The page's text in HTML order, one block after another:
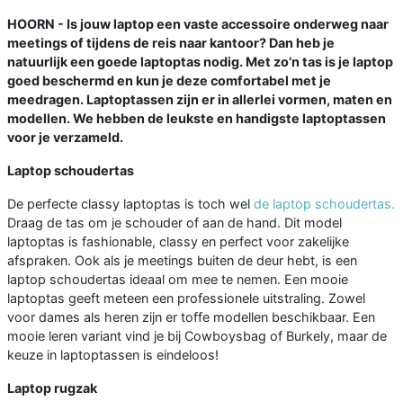
HOORN - Is jouw laptop een vaste accessoire onderweg naar
meetings of tijdens de reis naar kantoor? Dan heb je
natuurlijk een goede laptoptas nodig. Met zo’n tas is je laptop
goed beschermd en kun je deze comfortabel met je
meedragen. Laptoptassen zijn er in allerlei vormen, maten en
modellen. We hebben de leukste en handigste laptoptassen
voor je verzameld.
Laptop schoudertas
De perfecte classy laptoptas is toch wel de laptop schoudertas.
Draag de tas om je schouder of aan de hand. Dit model
laptoptas is fashionable, classy en perfect voor zakelijke
afspraken. Ook als je meetings buiten de deur hebt, is een
laptop schoudertas ideaal om mee te nemen. Een mooie
laptoptas geeft meteen een professionele uitstraling. Zowel
voor dames als heren zijn er toffe modellen beschikbaar. Een
mooie leren variant vind je bij Cowboysbag of Burkely, maar de
keuze in laptoptassen is eindeloos!
Laptop rugzak